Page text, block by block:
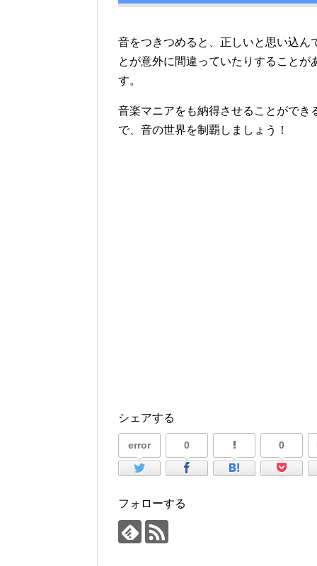
音をつきつめると、正しいと思い込ん
とが意外に間違っていたりすることが
す。
音楽マニアをも納得させることができ
で、音の世界を制覇しましょう！
シェアする
error 0 0
フォローする